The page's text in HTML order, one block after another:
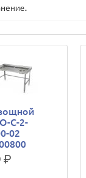
С-2-
02
р.